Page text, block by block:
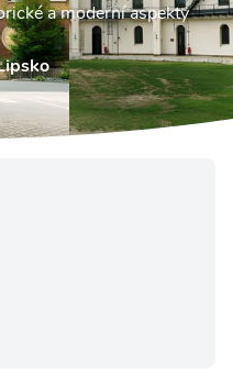
a moderní aspekty